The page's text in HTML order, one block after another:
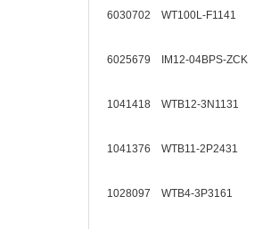
6030702 WT100L-F1141
6025679 IM12-04BPS-ZCK
1041418 WTB12-3N1131
1041376 WTB11-2P2431
1028097 WTB4-3P3161